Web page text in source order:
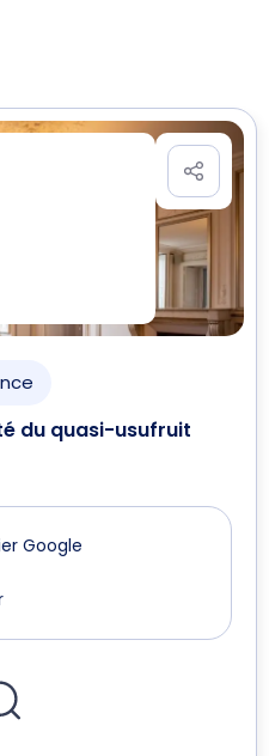
du quasi-usufruit
Google